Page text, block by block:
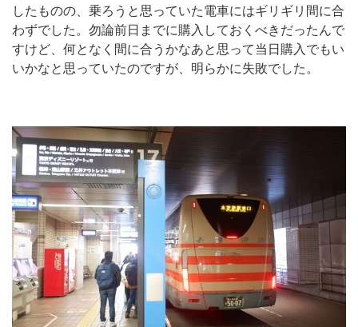
したものの、乗ろうと思っていた電車にはギリギリ間に合
わずでした。勿論前日までに購入しておくべきだったんで
すけど、何となく間に合うかなあと思って当日購入でもい
いかなと思っていたのですが、明らかに失敗でした。